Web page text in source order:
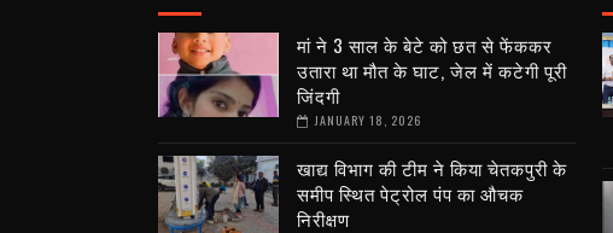
मां ने 3 साल के बेटे को छत से फेंककर
उतारा था मौत के घाट, जेल में कटेगी पूरी
जिंदगी
JANUARY 18, 2026
खाद्य विभाग की टीम ने किया चेतकपुरी के
समीप स्थित पेट्रोल पंप का औचक
निरीक्षण